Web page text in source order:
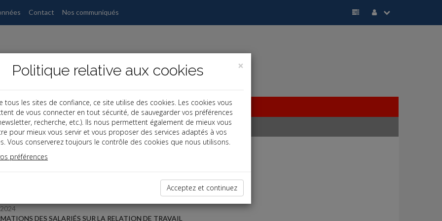
Contact Nos communiqués
dernières dépêches
DES SALARIÉS SUR LA RELATION DE TRAVAIL
×
Politique relative aux cookies
tous les sites de confiance, ce site utilise des cookies. Les cookies vous
de vous connecter en tout sécurité, de sauvegarder vos préférences
recherche, etc.). Ils nous permettent également de mieux vous
pour mieux vous servir et vous proposer des services adaptés à vos
Vous conserverez toujours le contrôle des cookies que nous utilisons.
préférences
Acceptez et continuez